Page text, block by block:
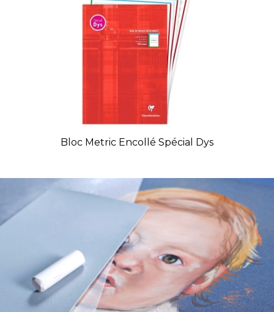
Bloc Metric Encollé Spécial Dys